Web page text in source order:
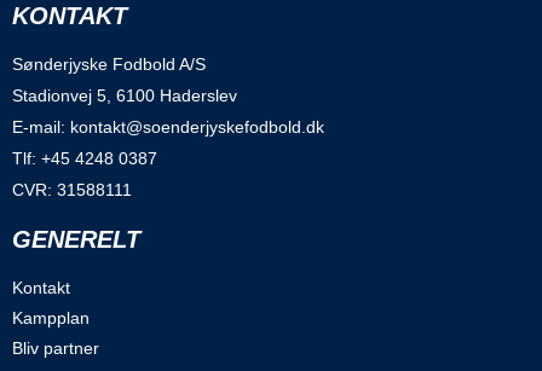
KONTAKT
Sønderjyske Fodbold A/S
Stadionvej 5, 6100 Haderslev
E-mail: kontakt@soenderjyskefodbold.dk
Tlf: +45 4248 0387
CVR: 31588111
GENERELT
Kontakt
Kampplan
Bliv partner